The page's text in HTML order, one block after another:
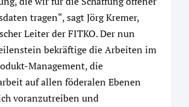
tragen“, sagt Jörg Kremer,
Leiter der FITKO. Der nun
bekräftige die Arbeiten im
Management, die
auf allen föderalen Ebenen
voranzutreiben und